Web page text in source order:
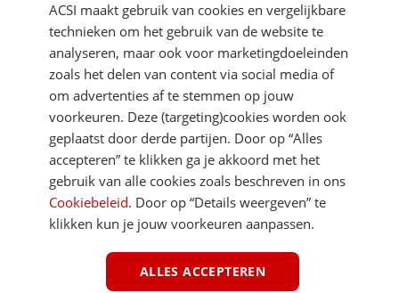
DIRECT NAAR
MEER ACSI FREELIFE
ACSI maakt gebruik van cookies en vergelijkbare
technieken om het gebruik van de website te
analyseren, maar ook voor marketingdoeleinden
zoals het delen van content via social media of
om advertenties af te stemmen op jouw
voorkeuren. Deze (targeting)cookies worden ook
geplaatst door derde partijen. Door op “Alles
accepteren” te klikken ga je akkoord met het
gebruik van alle cookies zoals beschreven in ons
Cookiebeleid. Door op “Details weergeven” te
klikken kun je jouw voorkeuren aanpassen.
ALLES ACCEPTEREN